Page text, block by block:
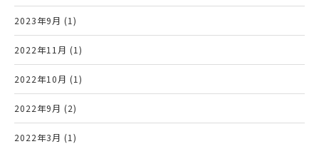
2023年9月 (1)
2022年11月 (1)
2022年10月 (1)
2022年9月 (2)
2022年3月 (1)